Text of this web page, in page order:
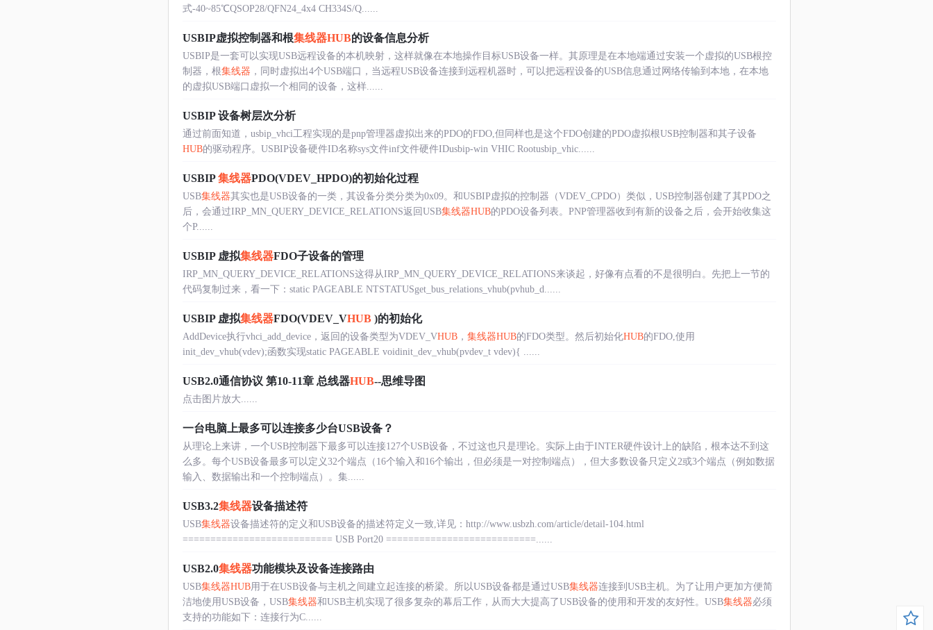
式-40~85℃QSOP28/QFN24_4x4 CH334S/Q......
USBIP虚拟控制器和根集线器HUB的设备信息分析
USBIP是一套可以实现USB远程设备的本机映射，这样就像在本地操作目标USB设备一样。其原理是在本地端通过安装一个虚拟的USB根控
制器，根集线器 ，同时虚拟出4个USB端口，当远程USB设备连接到远程机器时，可以把远程设备的USB信息通过网络传输到本地，在本地
的虚拟USB端口虚拟一个相同的设备，这样......
USBIP 设备树层次分析
通过前面知道，usbip_vhci工程实现的是pnp管理器虚拟出来的PDO的FDO,但同样也是这个FDO创建的PDO虚拟根USB控制器和其子设备
HUB的驱动程序。USBIP设备硬件ID名称sys文件inf文件硬件IDusbip-win VHIC Rootusbip_vhic......
USBIP集线器PDO(VDEV_HPDO)的初始化过程
USB集线器其实也是USB设备的一类，其设备分类分类为0x09。和USBIP虚拟的控制器（VDEV_CPDO）类似，USB控制器创建了其PDO之
后，会通过IRP_MN_QUERY_DEVICE_RELATIONS返回USB集线器HUB的PDO设备列表。PNP管理器收到有新的设备之后，会开始收集这
个P......
USBIP 虚拟集线器FDO子设备的管理
IRP_MN_QUERY_DEVICE_RELATIONS这得从IRP_MN_QUERY_DEVICE_RELATIONS来谈起，好像有点看的不是很明白。先把上一节的
代码复制过来，看一下：static PAGEABLE NTSTATUSget_bus_relations_vhub(pvhub_d......
USBIP 虚拟集线器FDO(VDEV_VHUB)的初始化
AddDevice执行vhci_add_device，返回的设备类型为VDEV_VHUB， 集线器HUB的FDO类型。然后初始化HUB的FDO,使用
init_dev_vhub(vdev);函数实现static PAGEABLE voidinit_dev_vhub(pvdev_t vdev){ ......
USB2.0通信协议 第10-11章 总线器HUB--思维导图
点击图片放大......
一台电脑上最多可以连接多少台USB设备？
从理论上来讲，一个USB控制器下最多可以连接127个USB设备，不过这也只是理论。实际上由于INTER硬件设计上的缺陷，根本达不到这
么多。每个USB设备最多可以定义32个端点（16个输入和16个输出，但必须是一对控制端点），但大多数设备只定义2或3个端点（例如数据
输入、数据输出和一个控制端点）。集......
USB3.2集线器设备描述符
USB集线器设备描述符的定义和USB设备的描述符定义一致,详见：http://www.usbzh.com/article/detail-104.html
=========================== USB Port20 ===========================......
USB2.0集线器功能模块及设备连接路由
USB集线器HUB用于在USB设备与主机之间建立起连接的桥梁。所以USB设备都是通过USB集线器连接到USB主机。为了让用户更加方便简
洁地使用USB设备，USB集线器和USB主机实现了很多复杂的幕后工作，从而大大提高了USB设备的使用和开发的友好性。USB集线器必须
支持的功能如下：连接行为C......